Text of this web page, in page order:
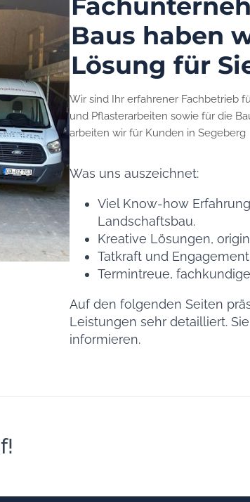
Baus haben
Lösung für
Wir sind Ihr erfahrener Fachbetrieb
und Pflasterarbeiten sowie für die
arbeiten wir für Kunden in Segeberg
Was uns auszeichnet:
Viel Know-how
Landschaftsbau.
Kreative Lösungen,
Tatkraft und
Termintreue,
Auf den folgenden Seiten
Leistungen sehr detailliert.
informieren.